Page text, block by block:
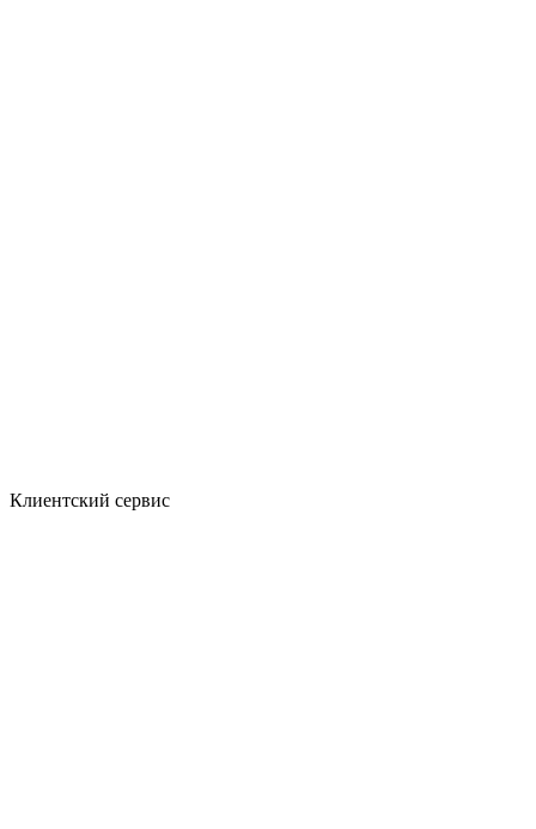
Клиентский сервис